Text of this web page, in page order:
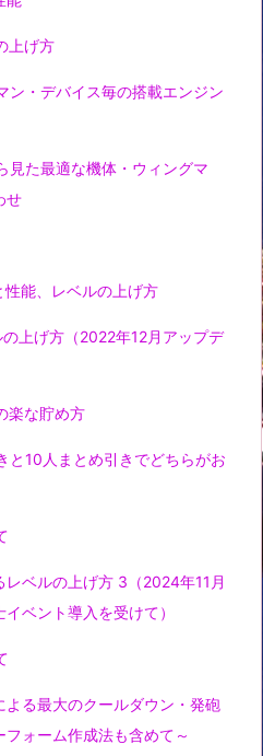
上げ方
ン・デバイス毎の搭載エンジン
見た最適な機体・ウィングマ
せ
性能、レベルの上げ方
上げ方（2022年12月アップデ
楽な貯め方
と10人まとめ引きでどちらがお
レベルの上げ方 3（2024年11月
ベント導入を受けて）
よる最大のクールダウン・発砲
ォーム作成法も含めて～